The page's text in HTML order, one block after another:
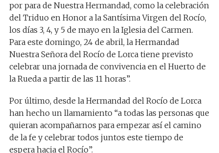
por para de Nuestra Hermandad, como la celebración
del Triduo en Honor a la Santísima Virgen del Rocío,
los días 3, 4, y 5 de mayo en la Iglesia del Carmen.
Para este domingo, 24 de abril, la Hermandad
Nuestra Señora del Rocío de Lorca tiene previsto
celebrar una jornada de convivencia en el Huerto de
la Rueda a partir de las 11 horas”.
Por último, desde la Hermandad del Rocío de Lorca
han hecho un llamamiento “a todas las personas que
quieran acompañarnos para empezar así el camino
de la fe y celebrar todos juntos este tiempo de
espera hacia el Rocío”.